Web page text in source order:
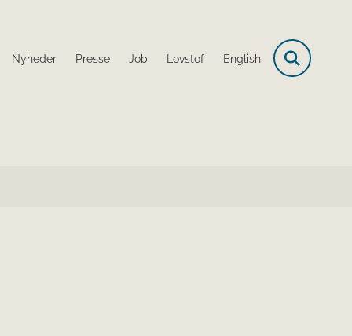
Nyheder Presse Job Lovstof English